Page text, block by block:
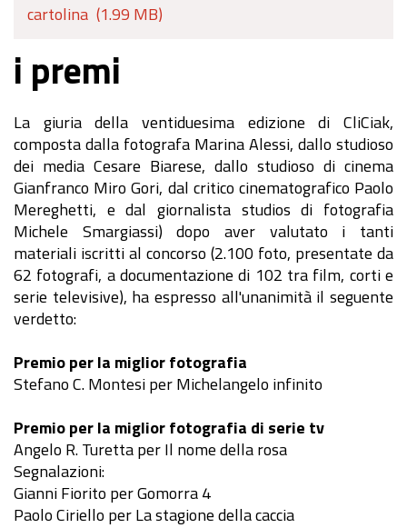
i premi
La giuria della ventiduesima edizione di CliCiak,
composta dalla fotografa Marina Alessi, dallo studioso
dei media Cesare Biarese, dallo studioso di cinema
Gianfranco Miro Gori, dal critico cinematografico Paolo
Mereghetti, e dal giornalista studios di fotografia
Michele Smargiassi) dopo aver valutato i tanti
materiali iscritti al concorso (2.100 foto, presentate da
62 fotografi, a documentazione di 102 tra film, corti e
serie televisive), ha espresso all'unanimità il seguente
verdetto:
Premio per la miglior fotografia
Stefano C. Montesi per Michelangelo infinito
Premio per la miglior fotografia di serie tv
Angelo R. Turetta per Il nome della rosa
Segnalazioni:
Gianni Fiorito per Gomorra 4
Paolo Ciriello per La stagione della caccia
cartolina (1.99 MB)